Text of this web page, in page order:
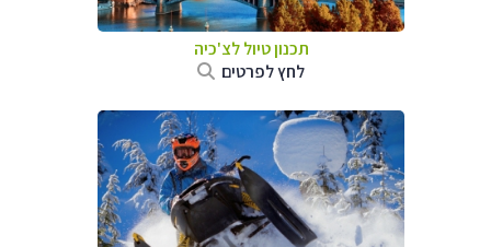
תכנון טיול לצ'כיה
לחץ לפרטים